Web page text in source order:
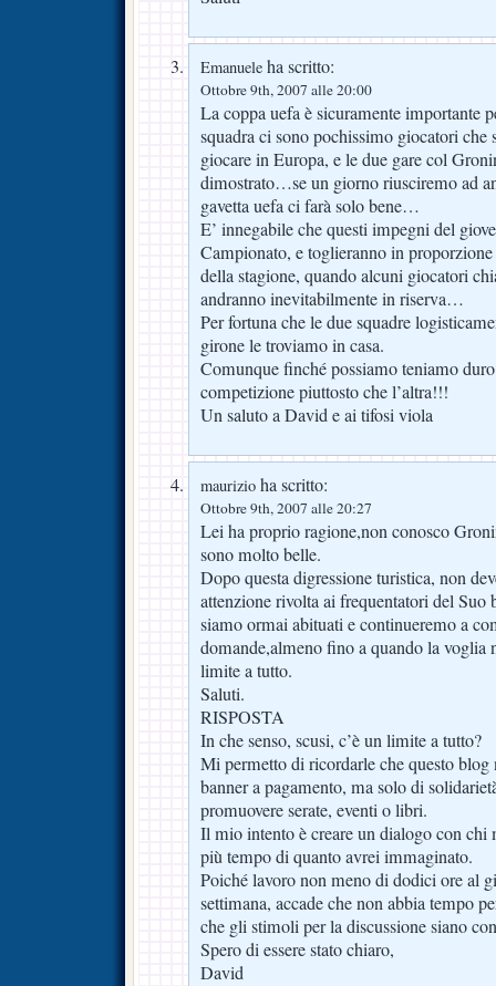
Emanuele ha scritto:
Ottobre 9th, 2007 alle 20:00
La coppa uefa è sicuramente importante
squadra ci sono pochissimo giocatori che
giocare in Europa, e le due gare col
dimostrato…se un giorno riusciremo ad
gavetta uefa ci farà solo bene…
E’ innegabile che questi impegni del
Campionato, e toglieranno in
della stagione, quando alcuni giocatori
andranno inevitabilmente in riserva…
Per fortuna che le due squadre
girone le troviamo in casa.
Comunque finché possiamo teniamo
competizione piuttosto che l’altra!!!
Un saluto a David e ai tifosi viola
maurizio ha scritto:
Ottobre 9th, 2007 alle 20:27
Lei ha proprio ragione,non conosco
sono molto belle.
Dopo questa digressione turistica, non
attenzione rivolta ai frequentatori del Suo
siamo ormai abituati e continueremo a
domande,almeno fino a quando la voglia
limite a tutto.
Saluti.
RISPOSTA
In che senso, scusi, c’è un limite a tutto?
Mi permetto di ricordarle che questo
banner a pagamento, ma solo di
promuovere serate, eventi o libri.
Il mio intento è creare un dialogo con chi
più tempo di quanto avrei immaginato.
Poiché lavoro non meno di dodici ore al
settimana, accade che non abbia tempo
che gli stimoli per la discussione siano
Spero di essere stato chiaro,
David